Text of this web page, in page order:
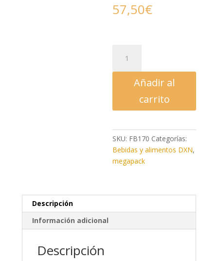
57,50€
3
megapack
con
leche
con
ganoderma)
Añadir al
carrito
SKU: FB170 Categorías:
Bebidas y alimentos DXN,
megapack
Descripción
Información adicional
Descripción